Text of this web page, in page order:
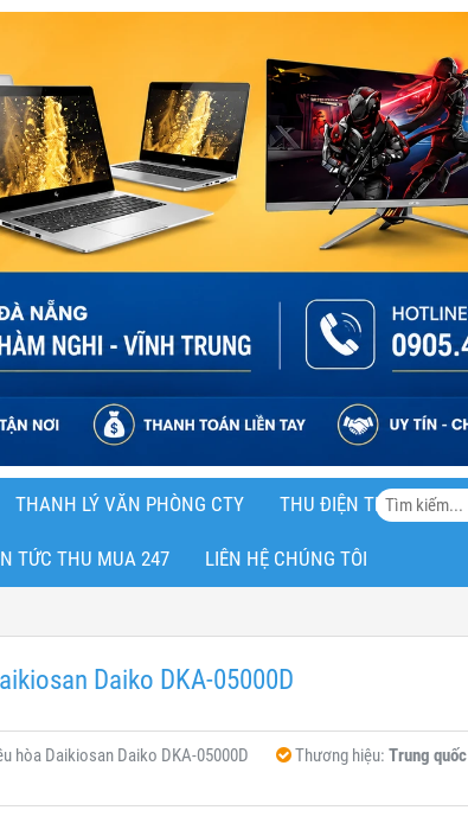
THANH LÝ VĂN PHÒNG CTY THU ĐIỆN THOẠI
TỨC THU MUA 247 LIÊN HỆ CHÚNG TÔI
Daiko DKA-05000D
hòa Daikiosan Daiko DKA-05000D Thương hiệu: Trung quốc